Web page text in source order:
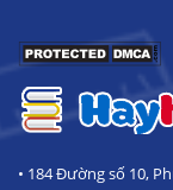
• 184 Đường số 10,